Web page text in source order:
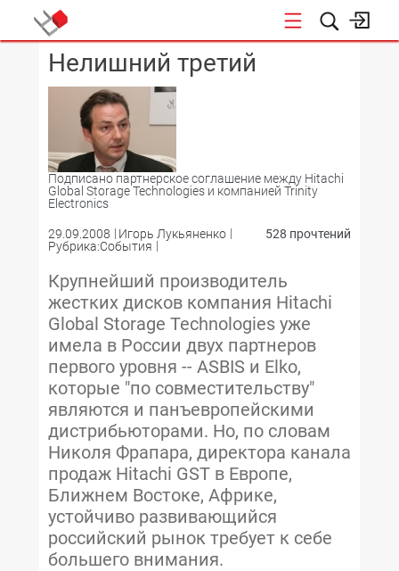
КОНФЕРЕНЦИИ
Нелишний третий
Подписано партнерское соглашение между Hitachi
Global Storage Technologies и компанией Trinity
Electronics
29.09.2008
Игорь Лукьяненко
Рубрика:События
528 прочтений
Крупнейший производитель
жестких дисков компания Hitachi
Global Storage Technologies уже
имела в России двух партнеров
первого уровня -- ASBIS и Elko,
которые "по совместительству"
являются и панъевропейскими
дистрибьюторами. Но, по словам
Николя Фрапара, директора канала
продаж Hitachi GST в Европе,
Ближнем Востоке, Африке,
устойчиво развивающийся
российский рынок требует к себе
большего внимания.